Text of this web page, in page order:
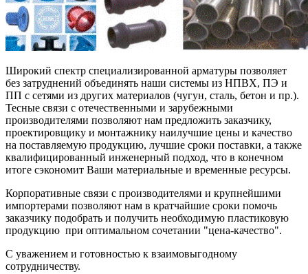
Широкий спектр специализированной арматуры позволяет
без затруднений объединять наши системы из НПВХ, ПЭ и
ПП с сетями из других материалов (чугун, сталь, бетон и пр.).
Тесные связи с отечественными и зарубежными
производителями позволяют нам предложить заказчику,
проектировщику и монтажнику наилучшие цены и качество
на поставляемую продукцию, лучшие сроки поставки, а также
квалифицированный инженерный подход, что в конечном
итоге сэкономит Ваши материальные и временные ресурсы.
Корпоративные связи с производителями и крупнейшими
импортерами позволяют нам в кратчайшие сроки помочь
заказчику подобрать и получить необходимую пластиковую
продукцию при оптимальном сочетании "цена-качество".
С уважением и готовностью к взаимовыгодному
сотрудничеству.